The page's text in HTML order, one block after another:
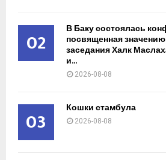
02 В Баку состоялась
посвященная
заседания Халк
и...
2026-08-08
03 Кошки стамбула
2026-08-08